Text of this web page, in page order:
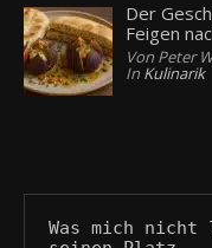
Der
Feigen
Von Peter
In Kulinarik
Was mich